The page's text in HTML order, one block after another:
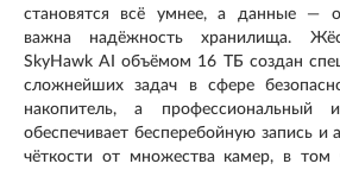
становятся всё умнее, а данные —
важна надёжность хранилища.
SkyHawk AI объёмом 16 ТБ создан
сложнейших задач в сфере
накопитель, а профессиональный
обеспечивает бесперебойную запись и
чёткости от множества камер, в